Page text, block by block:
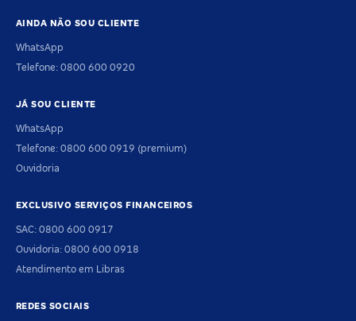
AINDA NÃO SOU CLIENTE
WhatsApp
Telefone: 0800 600 0920
JÁ SOU CLIENTE
WhatsApp
Telefone: 0800 600 0919 (premium)
Ouvidoria
EXCLUSIVO SERVIÇOS FINANCEIROS
SAC: 0800 600 0917
Ouvidoria: 0800 600 0918
Atendimento em Libras
REDES SOCIAIS